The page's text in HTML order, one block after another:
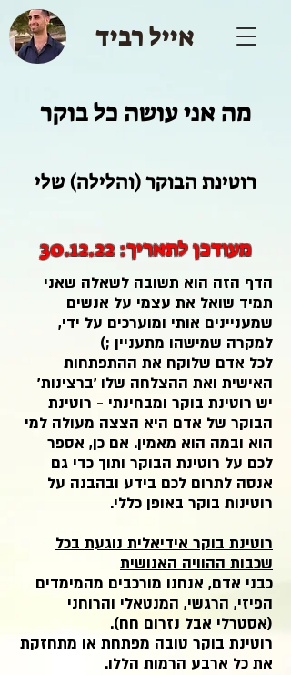
אייל רביד
מה אני עושה כל בוקר
רוטינת הבוקר (והלילה) שלי
מעודכן לתאריך: 30.12.22
הדף הזה הוא תשובה לשאלה שאני
תמיד שואל את עצמי על אנשים
שמעניינים אותי ומוערכים על ידי,
למקרה שמישהו מתעניין ;)
לכל אדם שלוקח את ההתפתחות
האישית ואת ההצלחה שלו 'ברצינות'
יש רוטינת בוקר ומבחינתי - רוטינת
הבוקר של אדם היא הצצה מעולה למי
הוא ובמה הוא מאמין. אם כן, אספר
לכם על רוטינת הבוקר ותוך כדי גם
אנסה לתרום לכם בידע ובהבנה על
רוטינות בוקר באופן כללי.
רוטינת בוקר אידיאלית נוגעת בכל
שכבות ההוויה האנושית
כבני אדם, אנחנו מורכבים מהמימדים
הפיזי, הרגשי, המנטאלי והרוחני
(אסטרלי אבל נזרום חח).
רוטינת בוקר טובה מפתחת או מתחזקת
את כל ארבע הרמות הללו.